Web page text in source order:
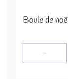
Boule de
-